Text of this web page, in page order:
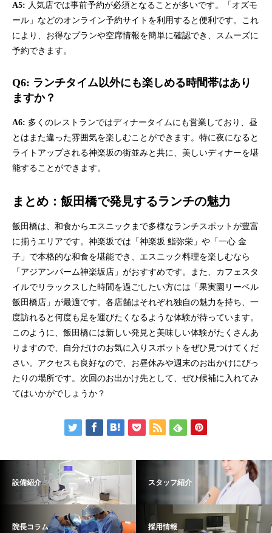
A5: 人気店では事前予約が必須となることが多いです。「オズモ
ール」などのオンライン予約サイトを利用すると便利です。これ
により、お得なプランや空席情報を簡単に確認でき、スムーズに
予約できます。
Q6: ランチタイム以外にも楽しめる時間帯はあり
ますか？
A6: 多くのレストランではディナータイムにも営業しており、昼
とはまた違った雰囲気を楽しむことができます。特に夜になると
ライトアップされる神楽坂の街並みと共に、美しいディナーを堪
能することができます。
まとめ：飯田橋で発見するランチの魅力
飯田橋は、和食からエスニックまで多様なランチスポットが豊富
に揃うエリアです。神楽坂では「神楽坂 鮨弥栄」や「一心 金
子」で本格的な和食を堪能でき、エスニック料理を楽しむなら
「アジアンパーム神楽坂店」がおすすめです。また、カフェスタ
イルでリラックスした時間を過ごしたい方には「果実園リーベル
飯田橋店」が最適です。各店舗はそれぞれ独自の魅力を持ち、一
度訪れると何度も足を運びたくなるような体験が待っています。
このように、飯田橋には新しい発見と美味しい体験がたくさんあ
りますので、自分だけのお気に入りスポットをぜひ見つけてくだ
さい。アクセスも良好なので、お昼休みや週末のお出かけにぴっ
たりの場所です。次回のお出かけ先として、ぜひ候補に入れてみ
てはいかがでしょうか？
設備紹介 スタッフ紹介
院長コラム 採用情報